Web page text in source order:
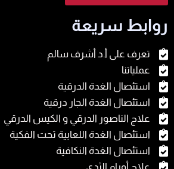
روابط سريعة
تعرف على أ.د أشرف سالم
عملياتنا
استئصال الغدة الدرقية
استئصال الغدة الجار درقية
علاج الناصور الدرقي و الكيس الدرقي
استئصال الغدة اللعابية تحت الفكية
استئصال الغدة النكافية